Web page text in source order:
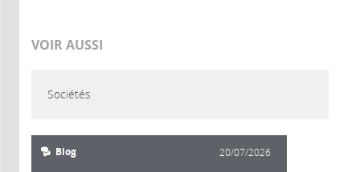
VOIR AUSSI
Sociétés
Blog 20/07/2026